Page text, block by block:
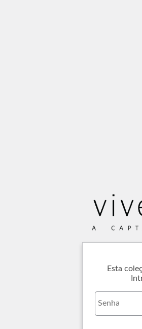
Esta